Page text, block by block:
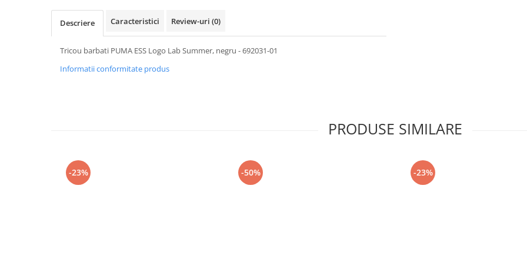
Descriere Caracteristici Review-uri (0)
Tricou barbati PUMA ESS Logo Lab Summer, negru - 692031-01
Informatii conformitate produs
PRODUSE SIMILARE
-23% -50% -23%